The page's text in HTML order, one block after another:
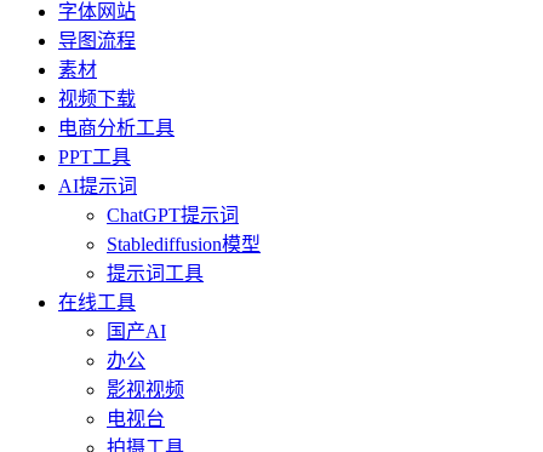
字体网站
导图流程
素材
视频下载
电商分析工具
PPT工具
AI提示词
ChatGPT提示词
Stablediffusion模型
提示词工具
在线工具
国产AI
办公
影视视频
电视台
拍摄工具